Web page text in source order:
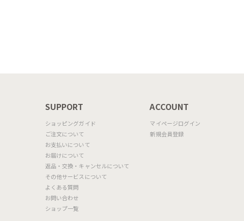
SUPPORT
ショッピングガイド
ご注文について
お支払いについて
お届けについて
返品・交換・キャンセルについて
その他サービスについて
よくある質問
お問い合わせ
ショップ一覧
ACCOUNT
マイページログイン
新規会員登録